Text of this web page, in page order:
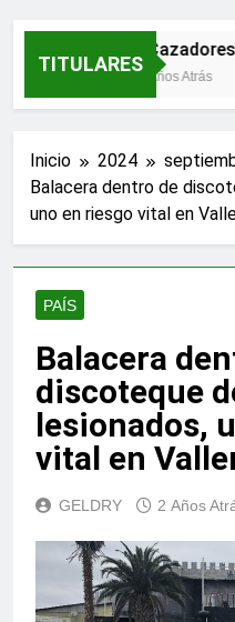
TITULARES
2 Años Atrás
Inicio 2024
Balacera dentro de
uno en riesgo vital en
PAÍS
Balacera
discoteque
lesionados,
vital en
GELDRY 2 Años